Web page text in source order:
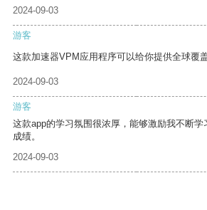
2024-09-03
游客
这款加速器VPM应用程序可以给你提供全球覆
2024-09-03
游客
这款app的学习氛围很浓厚，能够激励我不断
成绩。
2024-09-03